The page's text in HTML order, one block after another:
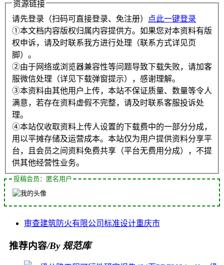
资源链接
请先登录（扫码可直接登录、免注册）
点此一键登录
①本文档内容版权归属内容提供方。如果您对本资料有版
权申诉，请及时联系我方进行处理（联系方式详见页
脚）。
②由于网络或浏览器兼容性等问题导致下载失败，请加客
服微信处理（详见下载弹窗提示），感谢理解。
③本资料由其他用户上传，本站不保证质量、数量等令人
满意，若存在资料虚假不完整，请及时联系客服投诉处
理。
④本站仅收取资料上传人设置的下载费中的一部分分成，
用以平摊存储及运营成本。本站仅为用户提供资料分享平
台，且会员之间资料免费共享（平台无费用分成），不提
供其他经营性业务。
投稿会员：匿名用户
审查建筑防火有限公司标准设计重庆市
推荐内容/By 规范库